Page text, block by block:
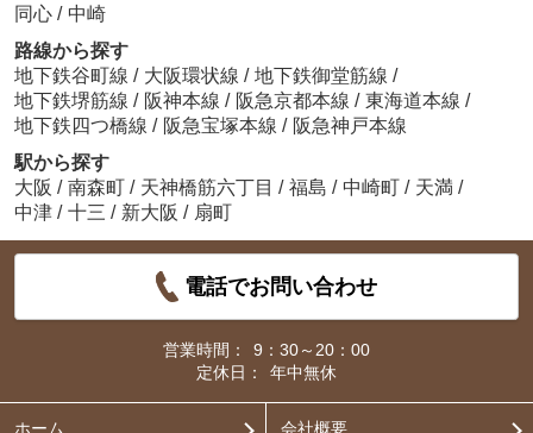
同心 / 中崎
路線から探す
地下鉄谷町線 / 大阪環状線 / 地下鉄御堂筋線 /
地下鉄堺筋線 / 阪神本線 / 阪急京都本線 / 東海道本線 /
地下鉄四つ橋線 / 阪急宝塚本線 / 阪急神戸本線
駅から探す
大阪 / 南森町 / 天神橋筋六丁目 / 福島 / 中崎町 / 天満 /
中津 / 十三 / 新大阪 / 扇町
電話でお問い合わせ
営業時間：
9：30～20：00
定休日：
年中無休
ホーム 会社概要